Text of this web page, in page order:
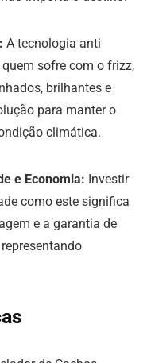
A tecnologia anti
sofre com o frizz,
brilhantes e
para manter o
climática.
e Economia: Investir
como este significa
e a garantia de